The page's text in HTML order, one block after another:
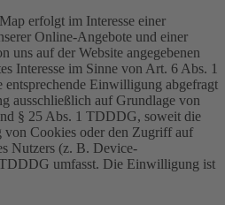
erfolgt im Interesse einer
Online-Angebote und einer
uns auf der Website angegebenen
Interesse im Sinne von Art. 6 Abs. 1
Einwilligung abgefragt
ausschließlich auf Grundlage von
§ 25 Abs. 1 TDDDG, soweit die
Cookies oder den Zugriff auf
Nutzers (z. B. Device-
umfasst. Die Einwilligung ist